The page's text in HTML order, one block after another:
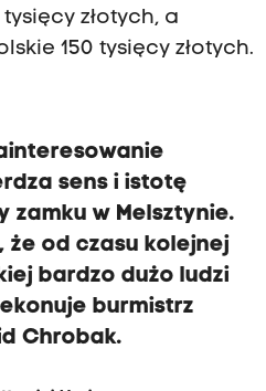
złotych, a
150 tysięcy złotych.
sens i istotę
zamku w Melsztynie.
że od czasu kolejnej
bardzo dużo ludzi
burmistrz
Chrobak.